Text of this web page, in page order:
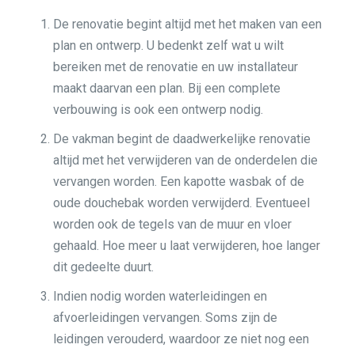
De renovatie begint altijd met het maken van een
plan en ontwerp. U bedenkt zelf wat u wilt
bereiken met de renovatie en uw installateur
maakt daarvan een plan. Bij een complete
verbouwing is ook een ontwerp nodig.
De vakman begint de daadwerkelijke renovatie
altijd met het verwijderen van de onderdelen die
vervangen worden. Een kapotte wasbak of de
oude douchebak worden verwijderd. Eventueel
worden ook de tegels van de muur en vloer
gehaald. Hoe meer u laat verwijderen, hoe langer
dit gedeelte duurt.
Indien nodig worden waterleidingen en
afvoerleidingen vervangen. Soms zijn de
leidingen verouderd, waardoor ze niet nog een